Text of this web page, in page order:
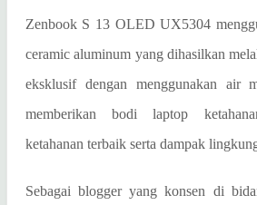
Zenbook S 13 OLED UX5304
ceramic aluminum yang dihasilkan
eksklusif dengan menggunakan air
memberikan bodi laptop
ketahanan terbaik serta dampak
Sebagai blogger yang konsen di